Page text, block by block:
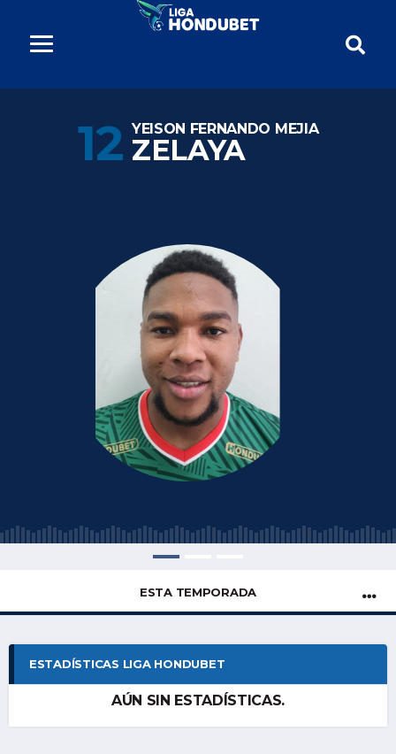
12 YEISON FERNANDO MEJIA
ZELAYA
ESTA TEMPORADA
ESTADÍSTICAS LIGA HONDUBET
AÚN SIN ESTADÍSTICAS.